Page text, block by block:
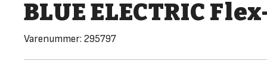
BLUE ELECTRIC
Varenummer: 295797